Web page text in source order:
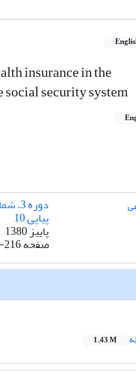
insurance in the
security system
پیاپی 10
پاییز 1380
صفحه
1.43 M